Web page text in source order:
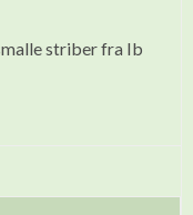
striber fra Ib